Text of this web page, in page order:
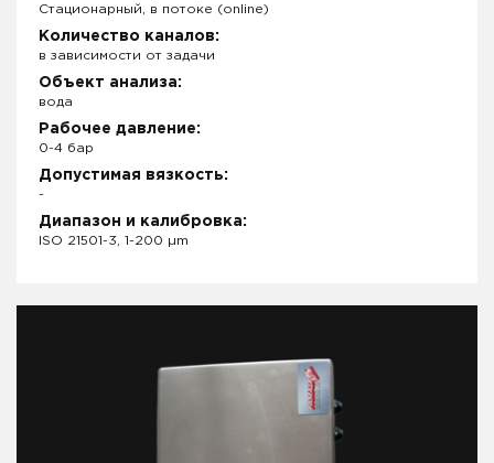
Стационарный, в потоке (online)
Количество каналов:
в зависимости от задачи
Объект анализа:
вода
Рабочее давление:
0-4 бар
Допустимая вязкость:
-
Диапазон и калибровка:
ISO 21501-3, 1-200 µm